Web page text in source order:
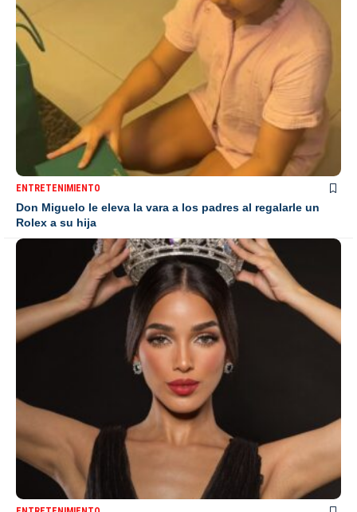
ENTRETENIMIENTO
Don Miguelo le eleva la vara a los padres al regalarle un
Rolex a su hija